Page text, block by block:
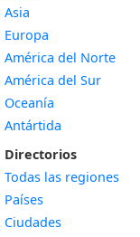
Asia
Europa
América del Norte
América del Sur
Oceanía
Antártida
Directorios
Todas las regiones
Países
Ciudades